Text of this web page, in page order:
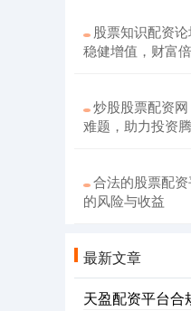
股票知识配资
稳健增值，财富
炒股股票配资
难题，助力投资
合法的股票配
的风险与收益
最新文章
天盈配资平台合